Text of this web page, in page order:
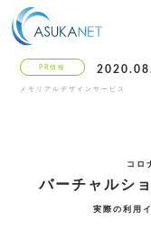
PR情報
メモリアルデザインサービス
コロ
バーチャルシ
実際の利用